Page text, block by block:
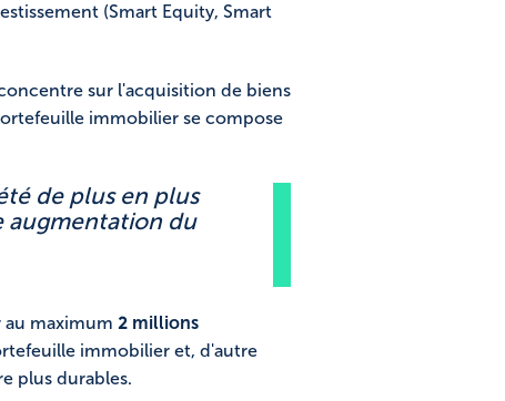
(Smart Equity, Smart
sur l'acquisition de biens
immobilier se compose
de plus en plus
augmentation du
au maximum 2 millions
immobilier et, d'autre
plus durables.